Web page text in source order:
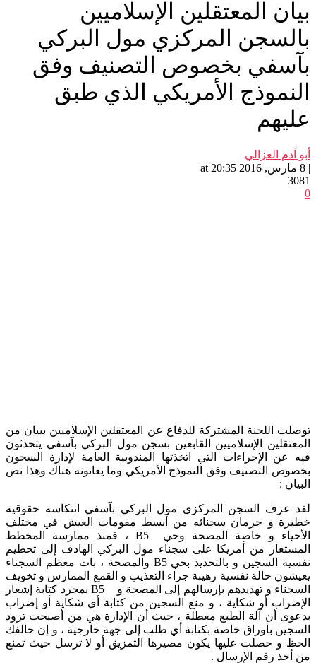
بيان المعتقلين الإسلاميين
بالسجن المركزي مول البركي
بآسفي بخصوص التصنيف وفق
النموذج الأمريكي الذي طبق
عليهم
أبو آدم الغزالي
| 8 مارس, 2016 at 20:35
3081
0
توصلت اللجنة المشتركة للدفاع عن المعتقلين الإسلاميين ببيان من
المعتقلين الإسلاميين القابعين بسجن مول البركي بآسفي يتحدثون
فيه عن الإجراءات التي اتخذتها المندوبية العامة لإدارة السجون
بخصوص التصنيف وفق النموذج الأمريكي وما يعانونه هناك وهذا نص
البيان :
لقد عرف السجن المركزي مول البركي بآسفي انتكاسة حقوقية
خطيرة و حرمان سجنائه من أبسط مقومات العيش في مختلف
الأحياء و خاصة المصحة وحي B5 ، فمنذ ممارسة المخطط
المستعار من أمريكا على سجناء مول البركي الهادف إلى تحطيم
نفسية السجين و بالتحديد بحي B5 والمصحة ، بات معظم السجناء
يعيشون حالة نفسية رهيبة جراء التعذيب و القمع الممارس و تخويف
السجناء و تهديدهم بإرسالهم إلى المصحة و B5 بمجرد كتابة إشعار
الإضراب أو شكاية ، و منع السجين من كتابة أي شكاية أو إضراب
بدعوى أن آلة الطبع معطلة ، حيث أن الإدارة هي من أصبحت تزود
السجين بأوراق خاصة بكتابة أي طلب إلى جهة خارجية ، و إن حالفك
الحظ و حصلت عليها يكون مصيرها التمزيق أو لا ترسل حيث تمنع
من أخذ رقم الإرسال .